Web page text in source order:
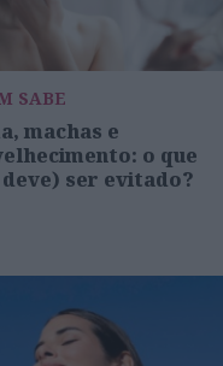
SABE
machas e
o que
ser evitado?